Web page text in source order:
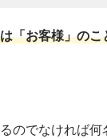
「お客様」のこ
のでなければ何